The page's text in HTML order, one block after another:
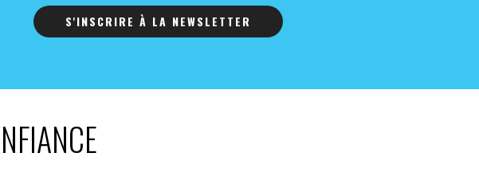
S'INSCRIRE À LA NEWSLETTER